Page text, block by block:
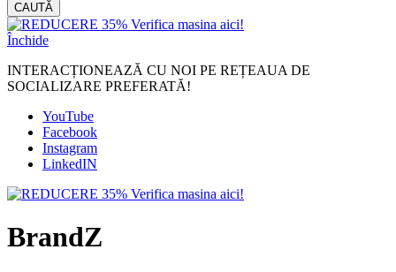
CAUTĂ
Închide
INTERACȚIONEAZĂ CU NOI PE REȚEAUA DE
SOCIALIZARE PREFERATĂ!
YouTube
Facebook
Instagram
LinkedIN
BrandZ